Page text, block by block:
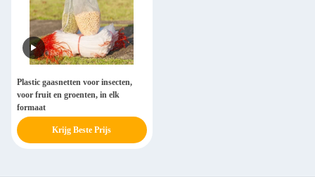
Plastic gaasnetten voor insecten,
voor fruit en groenten, in elk
formaat
Krijg Beste Prijs